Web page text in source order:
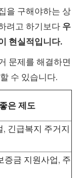
을 구해야하는 상
려고 하기보다 우
현실적입니다.
문제를 해결하면
수 있습니다.
은 제도
긴급복지 주거지
증금 지원사업, 주